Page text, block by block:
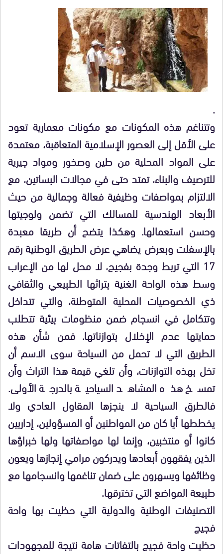
.
وتتناغم هذه المكونات مع مكونات معمارية تعود
على الأقل إلى العصور الإسلامية المتعاقبة، معتمدة
على المواد المحلية من طين وصخور ومواد جيرية
للترصيف والبناء، تمتد حتى في مجالات البساتين، مع
الالتزام بمواصفات وظيفية فعالة وجمالية من حيث
الأبعاد الهندسية للمسالك التي تضمن ولوجيتها
وحسن استعمالها. وهكذا يتضح أن طريقا معبدة
بالإسفلت وبعرض يضاهي عرض الطريق الوطنية رقم
17 التي تربط وجدة بفجيج، لا محل لها من الإعراب
وسط هذه الواحة الغنية بتراثها الطبيعي والثقافي
ذي الخصوصيات المحلية المتوطنة، والتي تتداخل
وتتكامل في انسجام ضمن منظومات بيئية تتطلب
حمايتها عدم الإخلال بتوازناتها. فمن شأن هذه
الطريق التي لا تحمل من السياحة سوى الاسم أن
تخل بهذه التوازنات، وأن تلغي قيمة هذا التراث وأن
تمسخ هذه المشاهد السياحية بالدرجة الأولى.
فالطرق السياحية لا ينجزها المقاول العادي ولا
يخططها أيا كان من المواطنين أو المسؤولين، إداريين
كانوا أو منتخبين، وإنما لها مواصفاتها ولها خبراؤها
الذين يفقهون أبعادها ويدركون مرامي إنجازها ويعون
وظائفها ويسهرون على ضمان تناغمها وانسجامها مع
طبيعة المواضع التي تخترقها.
التصنيفات الوطنية والدولية التي حظيت بها واحة
فجيج
حظيت واحة فجيج بالتفاتات هامة نتيجة للمجهودات